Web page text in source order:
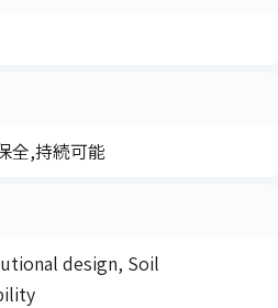
全,持続可能
design, Soil